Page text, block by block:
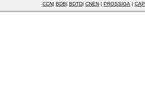
CCN| BDB| BDTD| CNEN | PROSSIGA |